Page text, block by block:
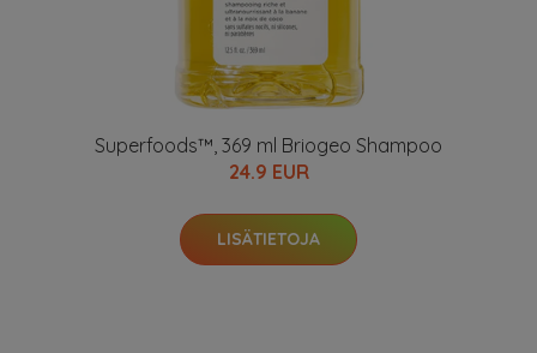
Superfoods™, 369 ml Briogeo Shampoo
24.9 EUR
LISÄTIETOJA